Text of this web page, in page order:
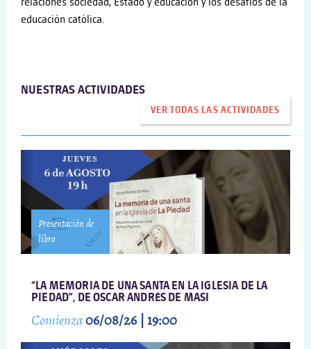
relaciones sociedad, Estado y educación y los desafíos de la
educación católica.
NUESTRAS ACTIVIDADES
VER TODAS LAS ACTIVIDADES
Presentación de
libro
“LA MEMORIA DE UNA SANTA EN LA IGLESIA DE LA
PIEDAD”, DE OSCAR ANDRÉS DE MASI
Comienza06/08/26 | 19:00